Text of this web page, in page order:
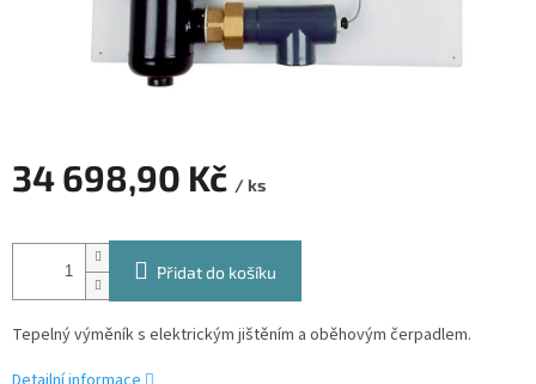
34 698,90 Kč / ks
cena:
Přidat do košíku
Tepelný výměník s elektrickým jištěním a oběhovým čerpadlem.